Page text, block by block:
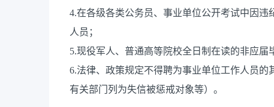
4.在各级各类公务员、事业单位公开考试中因
人员；
5.现役军人、普通高等院校全日制在读的非应届
6.法律、政策规定不得聘为事业单位工作人员
有关部门列为失信被惩戒对象等）。